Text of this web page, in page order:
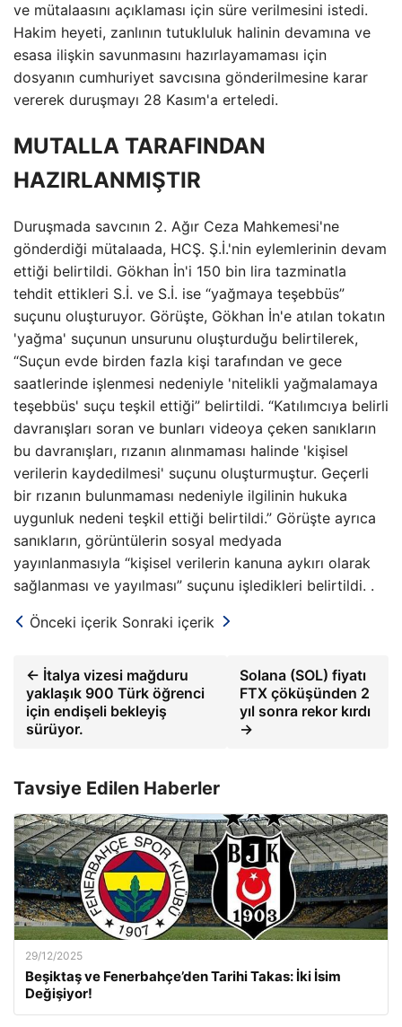
ve mütalaasını açıklaması için süre verilmesini istedi.
Hakim heyeti, zanlının tutukluluk halinin devamına ve
esasa ilişkin savunmasını hazırlayamaması için
dosyanın cumhuriyet savcısına gönderilmesine karar
vererek duruşmayı 28 Kasım'a erteledi.
MUTALLA TARAFINDAN
HAZIRLANMIŞTIR
Duruşmada savcının 2. Ağır Ceza Mahkemesi'ne
gönderdiği mütalaada, HCŞ. Ş.İ.'nin eylemlerinin devam
ettiği belirtildi. Gökhan İn'i 150 bin lira tazminatla
tehdit ettikleri S.İ. ve S.İ. ise “yağmaya teşebbüs”
suçunu oluşturuyor. Görüşte, Gökhan İn'e atılan tokatın
'yağma' suçunun unsurunu oluşturduğu belirtilerek,
“Suçun evde birden fazla kişi tarafından ve gece
saatlerinde işlenmesi nedeniyle 'nitelikli yağmalamaya
teşebbüs' suçu teşkil ettiği” belirtildi. “Katılımcıya belirli
davranışları soran ve bunları videoya çeken sanıkların
bu davranışları, rızanın alınmaması halinde 'kişisel
verilerin kaydedilmesi' suçunu oluşturmuştur. Geçerli
bir rızanın bulunmaması nedeniyle ilgilinin hukuka
uygunluk nedeni teşkil ettiği belirtildi.” Görüşte ayrıca
sanıkların, görüntülerin sosyal medyada
yayınlanmasıyla “kişisel verilerin kanuna aykırı olarak
sağlanması ve yayılması” suçunu işledikleri belirtildi. .
Önceki içerik Sonraki içerik
← İtalya vizesi mağduru
yaklaşık 900 Türk öğrenci
için endişeli bekleyiş
sürüyor.
Solana (SOL) fiyatı
FTX çöküşünden 2
yıl sonra rekor kırdı
→
Tavsiye Edilen Haberler
29/12/2025
Beşiktaş ve Fenerbahçe’den Tarihi Takas: İki İsim
Değişiyor!